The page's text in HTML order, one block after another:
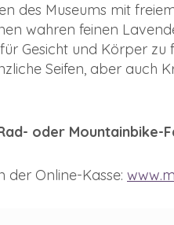
des Museums mit
wahren feinen
Gesicht und Körper zu
Seifen, aber auch
oder Mountainbike-
der Online-Kasse: